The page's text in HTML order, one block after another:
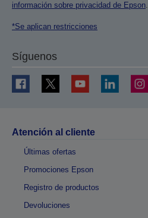
información sobre privacidad de Epson.
*Se aplican restricciones
Síguenos
Atención al cliente
Últimas ofertas
Promociones Epson
Registro de productos
Devoluciones